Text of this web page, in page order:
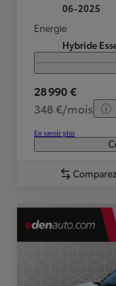
06-2025
Energie
Hybride
28 990 €
348 €/mois
En savoir plus
Comparez